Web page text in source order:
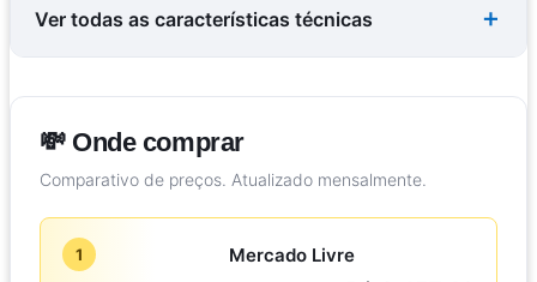
Ver todas as características técnicas
💸 Onde comprar
Comparativo de preços. Atualizado mensalmente.
1 Mercado Livre